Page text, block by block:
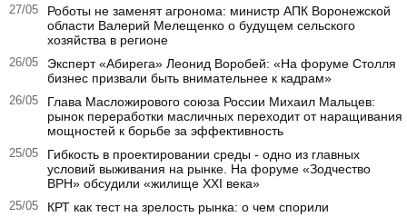
27/05
Роботы не заменят агронома: министр АПК Воронежской
области Валерий Мелещенко о будущем сельского
хозяйства в регионе
26/05
Эксперт «Абирега» Леонид Воробей: «На форуме Столля
бизнес призвали быть внимательнее к кадрам»
26/05
Глава Масложирового союза России Михаил Мальцев:
рынок переработки масличных переходит от наращивания
мощностей к борьбе за эффективность
25/05
Гибкость в проектировании среды - одно из главных
условий выживания на рынке. На форуме «Зодчество
ВРН» обсудили «жилище XXI века»
25/05
КРТ как тест на зрелость рынка: о чем спорили